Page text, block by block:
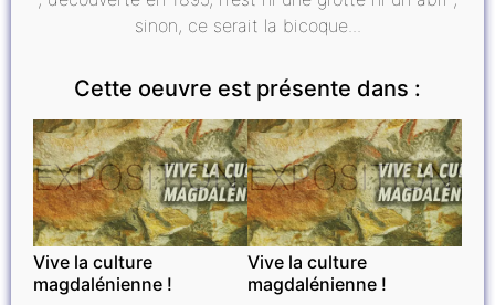
sinon, ce serait la bicoque...
Cette oeuvre est présente dans :
EXPOSITIONS
Vive la culture
magdalénienne !
EXPOSITIONS
Vive la culture
magdalénienne !